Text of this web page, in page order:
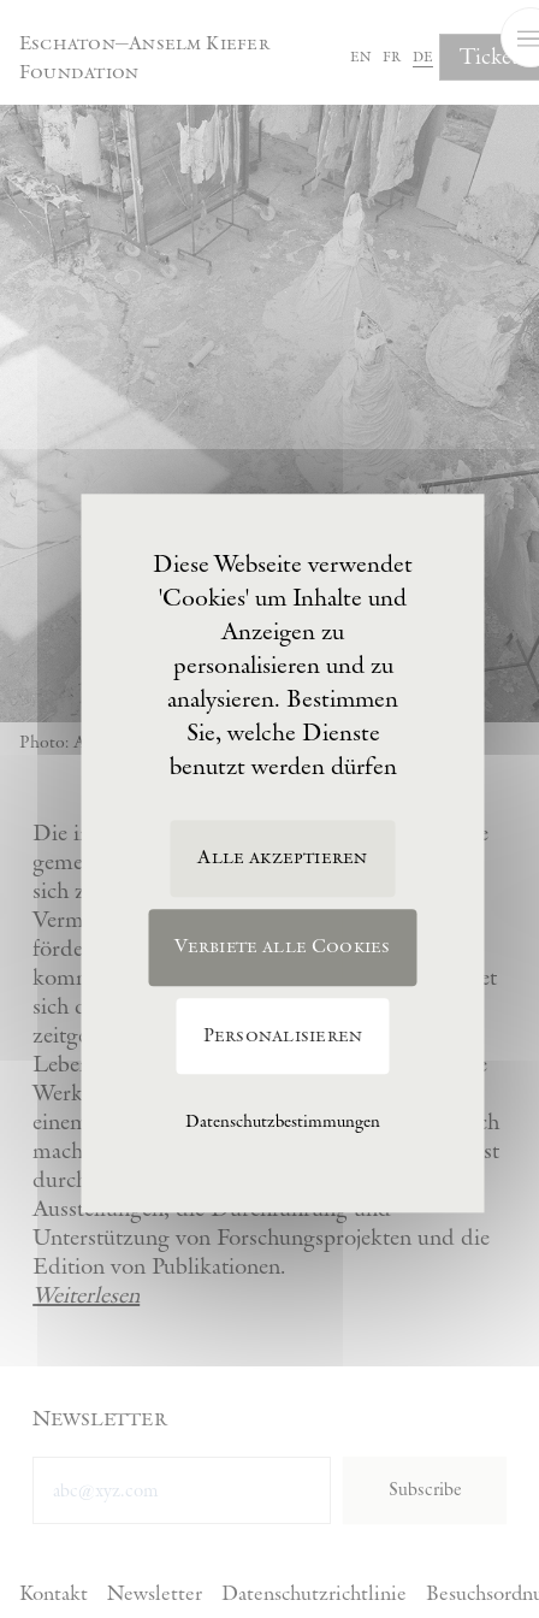
Eschaton—Anselm Kiefer
Foundation
en fr de Tickets
Photo: Anselm Kiefer
Die im Jahre 2017 von Anselm Kiefer gegründete
gemeinnützige Eschaton –Kunststiftung hat es
sich zur Aufgabe gemacht, das künstlerische
Vermächtnis ihres Gründers Anselm Kiefer zu
fördern und sein Atelier La Ribaute für
kommende Generationen zu erhalten. Sie widmet
sich dem Verständnis und der Wertschätzung
zeitgenössischer Kunst, insbesondere des
Lebenswerks von Anselm Kiefer, indem sie seine
Werke und die anderer Künstler bewahrt und
einem breiten Publikum in La Ribaute zugänglich
macht. Die Stiftung fördert zeitgenössische Kunst
durch die Organisation von internationalen
Ausstellungen, die Durchführung und
Unterstützung von Forschungsprojekten und die
Edition von Publikationen.
Weiterlesen
Newsletter
Subscribe
Kontakt Newsletter Datenschutzrichtlinie
Diese Webseite verwendet
'Cookies' um Inhalte und
Anzeigen zu
personalisieren und zu
analysieren. Bestimmen
Sie, welche Dienste
benutzt werden dürfen
Alle akzeptieren
Verbiete alle Cookies
Personalisieren
Datenschutzbestimmungen